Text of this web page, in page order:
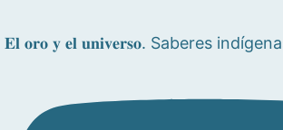
𝐄𝐥 𝐨𝐫𝐨 𝐲 𝐞𝐥 𝐮𝐧𝐢𝐯𝐞𝐫𝐬𝐨. Saberes